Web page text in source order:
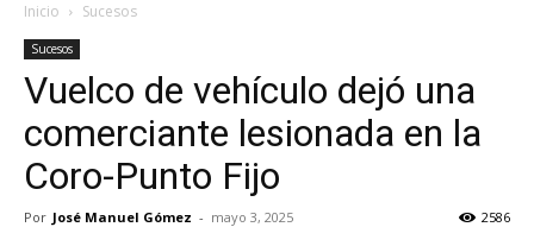
Inicio Sucesos
Sucesos
Vuelco de vehículo dejó una
comerciante lesionada en la
Coro-Punto Fijo
Por José Manuel Gómez - mayo 3, 2025 2586